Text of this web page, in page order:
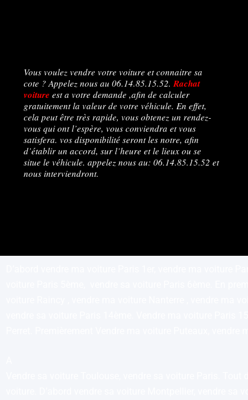
Vous voulez vendre votre voiture et connaitre sa
cote ? Appelez nous au 06.14.85.15.52. Rachat
voiture est a votre demande ,afin de calculer
gratuitement la valeur de votre véhicule. En effet,
cela peut être très rapide, vous obtenez un rendez-
vous qui ont l’espère, vous conviendra et vous
satisfera. vos disponibilité seront les notre, afin
d’établir un accord, sur l’heure et le lieux ou se
situe le véhicule. appelez nous au: 06.14.85.15.52 et
nous interviendront.